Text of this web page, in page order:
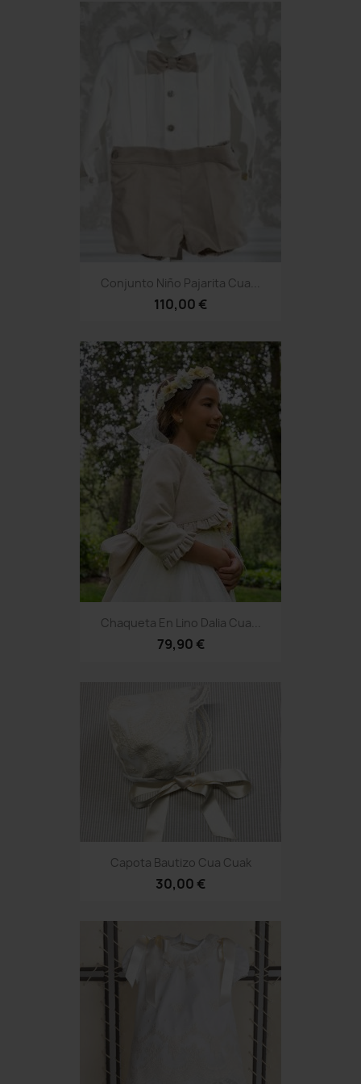
Conjunto Niño Pajarita Cua...
110,00 €
Chaqueta En Lino Dalia Cua...
79,90 €
Capota Bautizo Cua Cuak
30,00 €